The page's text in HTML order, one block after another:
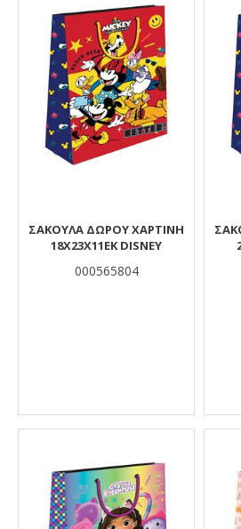
ΣΑΚΟΥΛΑ ΔΩΡΟΥ ΧΑΡΤΙΝΗ
18Χ23Χ11ΕΚ DISNEY
000565804